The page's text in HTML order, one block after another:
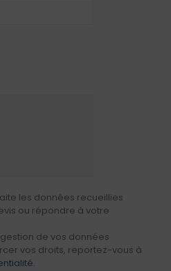
les données recueillies
ou répondre à votre
de vos données
vos droits, reportez-vous à